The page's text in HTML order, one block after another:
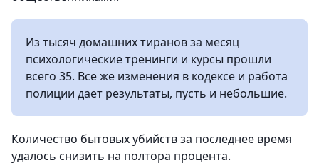
Из тысяч домашних тиранов за месяц
психологические тренинги и курсы прошли
всего 35. Все же изменения в кодексе и работа
полиции дает результаты, пусть и небольшие.
Количество бытовых убийств за последнее время
удалось снизить на полтора процента.